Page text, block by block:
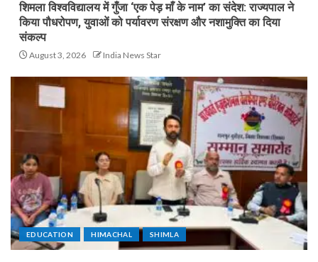
शिमला विश्वविद्यालय में गुँजा ‘एक पेड़ माँ के नाम’ का संदेश: राज्यपाल ने
किया पौधरोपण, युवाओं को पर्यावरण संरक्षण और नशामुक्ति का दिया
संकल्प
August 3, 2026 India News Star
EDUCATION HIMACHAL SHIMLA